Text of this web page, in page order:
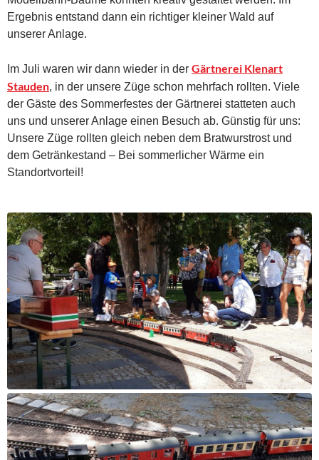
Ergebnis entstand dann ein richtiger kleiner Wald auf
unserer Anlage.
Im Juli waren wir dann wieder in der Gärtnerei Klenart
Stauden, in der unsere Züge schon mehrfach rollten. Viele
der Gäste des Sommerfestes der Gärtnerei statteten auch
uns und unserer Anlage einen Besuch ab. Günstig für uns:
Unsere Züge rollten gleich neben dem Bratwurstrost und
dem Getränkestand – Bei sommerlicher Wärme ein
Standortvorteil!